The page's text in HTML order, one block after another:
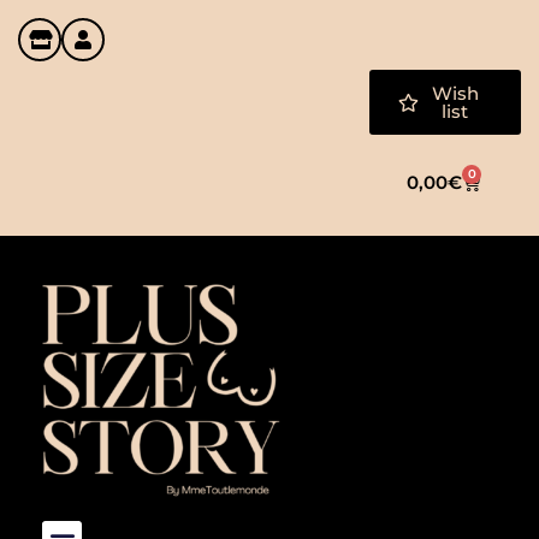
Wish
list
0,00€ 0